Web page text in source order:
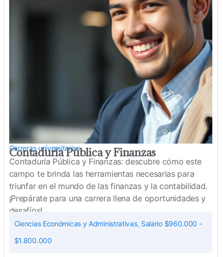
Carreras universitarias
Contaduría Pública y Finanzas
Contaduría Pública y Finanzas: descubre cómo este
campo te brinda las herramientas necesarias para
triunfar en el mundo de las finanzas y la contabilidad.
¡Prepárate para una carrera llena de oportunidades y
desafíos!
Ciencias Económicas y Administrativas, Salario $960.000 -
$1.800.000